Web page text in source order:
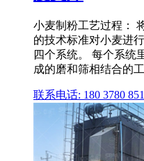
小麦制粉工艺过程：
的技术标准对小麦进
四个系统。 每个系统
成的磨和筛相结合的
联系电话: 180 3780